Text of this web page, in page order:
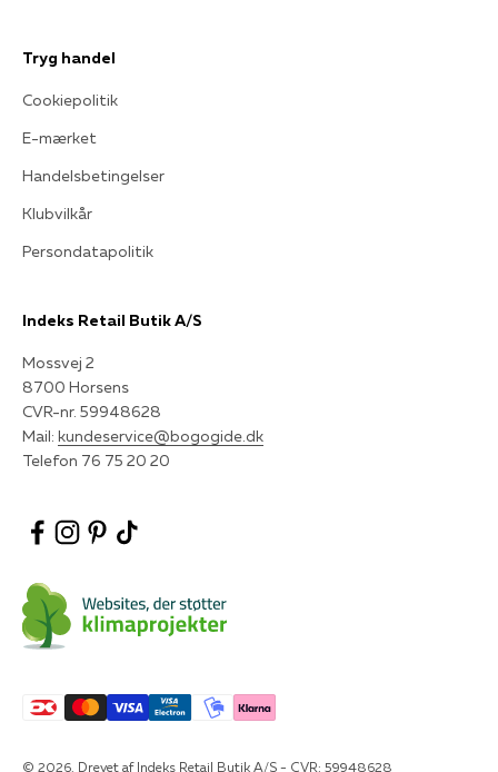
Tryg handel
Cookiepolitik
E-mærket
Handelsbetingelser
Klubvilkår
Persondatapolitik
Indeks Retail Butik A/S
Mossvej 2
8700 Horsens
CVR-nr. 59948628
Mail: kundeservice@bogogide.dk
Telefon 76 75 20 20
© 2026, Drevet af Indeks Retail Butik A/S - CVR: 59948628